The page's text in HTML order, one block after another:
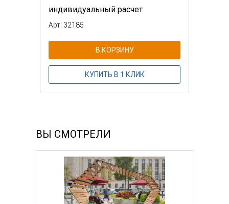
индивидуальный расчет
Арт: 32185
В КОРЗИНУ
КУПИТЬ В 1 КЛИК
ВЫ СМОТРЕЛИ